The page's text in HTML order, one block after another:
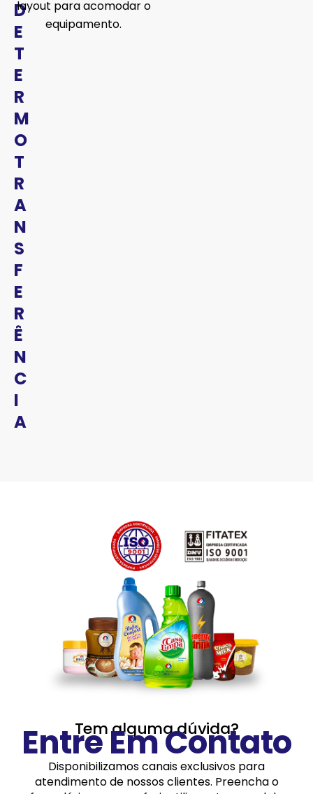
D
E
T
E
R
M
O
T
R
A
N
S
F
E
R
Ê
N
C
I
A
layout para acomodar o
equipamento.
Tem alguma dúvida?
Entre Em Contato
Disponibilizamos canais exclusivos para
atendimento de nossos clientes. Preencha o